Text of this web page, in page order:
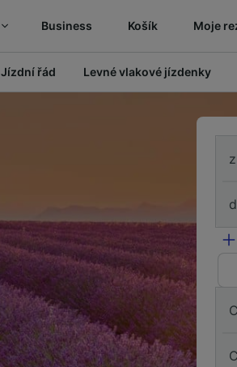
Business Košík Moje
Jízdní řád Levné vlakové jízdenky
z